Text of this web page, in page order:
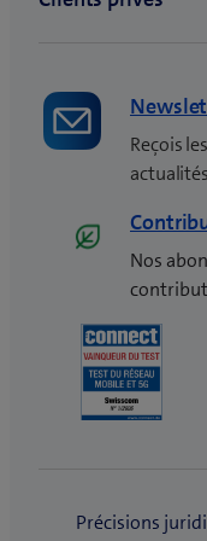
Reçois
actualités
Nos